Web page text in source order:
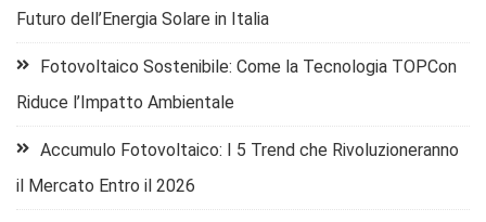
Futuro dell’Energia Solare in Italia
Fotovoltaico Sostenibile: Come la Tecnologia TOPCon
Riduce l’Impatto Ambientale
Accumulo Fotovoltaico: I 5 Trend che Rivoluzioneranno
il Mercato Entro il 2026